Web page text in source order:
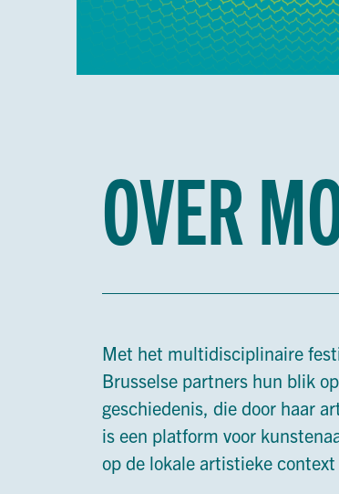
OVER
Met het multidisciplinaire
Brusselse partners hun blik
geschiedenis, die door haar
is een platform voor
op de lokale artistieke